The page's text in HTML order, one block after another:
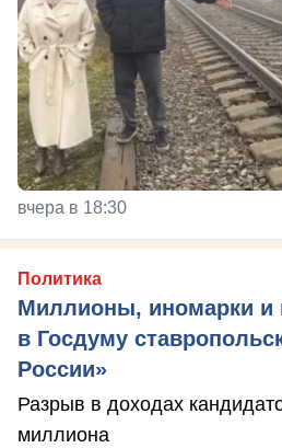
вчера в 18:30
Политика
Миллионы, иномарки и
в Госдуму
России»
Разрыв в доходах
миллиона